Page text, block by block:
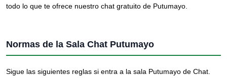
todo lo que te ofrece nuestro chat gratuito de Putumayo.
Normas de la Sala Chat Putumayo
Sigue las siguientes reglas si entra a la sala Putumayo de Chat.